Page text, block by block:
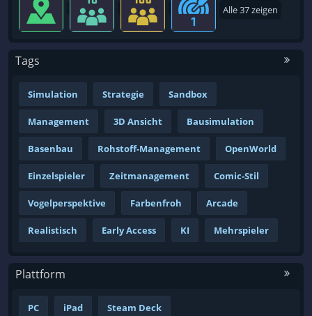
Alle 37 zeigen
Tags
Simulation Strategie Sandbox
Management 3D Ansicht Bausimulation
Basenbau Rohstoff-Management OpenWorld
Einzelspieler Zeitmanagement Comic-Stil
Vogelperspektive Farbenfroh Arcade
Realistisch Early Access KI Mehrspieler
Plattform
PC iPad Steam Deck